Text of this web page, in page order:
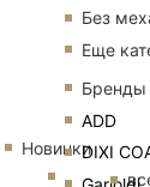
Без
Еще
Бренды
ADD
DIXI
Новинки